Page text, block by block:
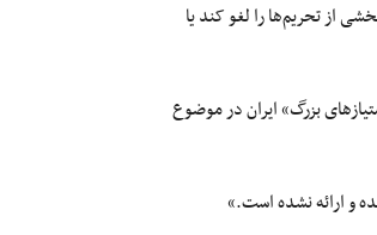
از تحریم‌ها را لغو کند یا
بزرگ» ایران در موضوع
و ارائه نشده است.»